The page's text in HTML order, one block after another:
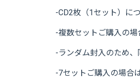
-CD2枚（1セット）に
-複数セットご購入の場
-ランダム封入のため、
-7セットご購入の場合